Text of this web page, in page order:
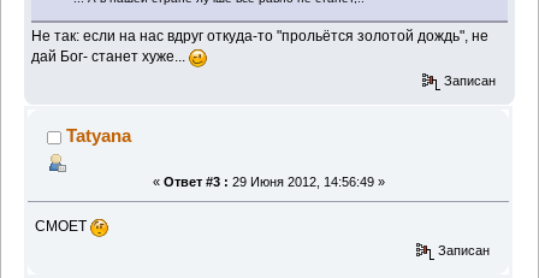
Не так: если на нас вдруг откуда-то "прольётся золотой дождь", не
дай Бог- станет хуже...
Записан
Tatyana
« Ответ #3 : 29 Июня 2012, 14:56:49 »
СМОЕТ
Записан